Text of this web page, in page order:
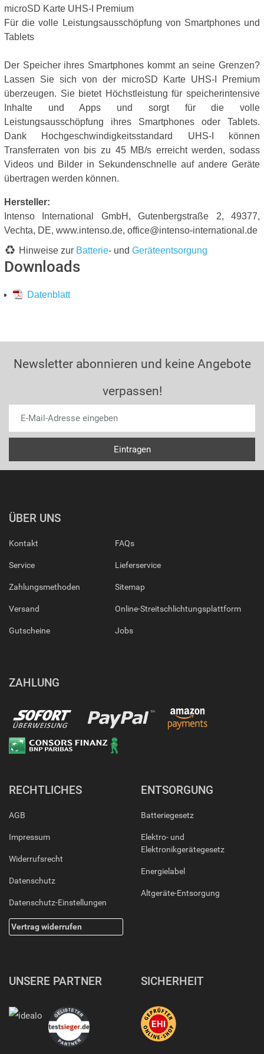
microSD Karte UHS-I Premium
Für die volle Leistungsausschöpfung von Smartphones und
Tablets
Der Speicher ihres Smartphones kommt an seine Grenzen?
Lassen Sie sich von der microSD Karte UHS-I Premium
überzeugen. Sie bietet Höchstleistung für speicherintensive
Inhalte und Apps und sorgt für die volle
Leistungsausschöpfung ihres Smartphones oder Tablets.
Dank Hochgeschwindigkeitsstandard UHS-I können
Transferraten von bis zu 45 MB/s erreicht werden, sodass
Videos und Bilder in Sekundenschnelle auf andere Geräte
übertragen werden können.
Hersteller:
Intenso International GmbH, Gutenbergstraße 2, 49377,
Vechta, DE, www.intenso.de, office@intenso-international.de
Hinweise zur Batterie- und Geräteentsorgung
Downloads
Datenblatt
Newsletter abonnieren und keine Angebote
verpassen!
ÜBER UNS
Kontakt
Service
Zahlungsmethoden
Versand
Gutscheine
FAQs
Lieferservice
Sitemap
Online-Streitschlichtungsplattform
Jobs
ZAHLUNG
RECHTLICHES
AGB
Impressum
Widerrufsrecht
Datenschutz
Datenschutz-Einstellungen
Vertrag widerrufen
ENTSORGUNG
Batteriegesetz
Elektro- und
Elektronikgerätegesetz
Energielabel
Altgeräte-Entsorgung
UNSERE PARTNER SICHERHEIT